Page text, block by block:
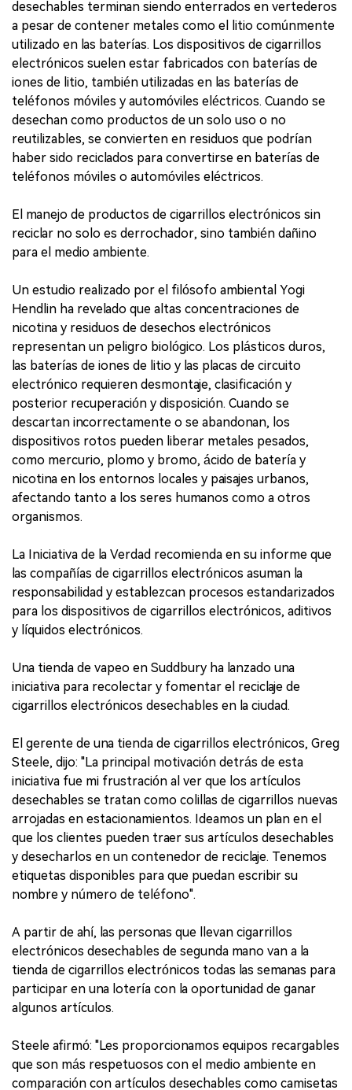
desechables terminan siendo enterrados en vertederos
a pesar de contener metales como el litio comúnmente
utilizado en las baterías. Los dispositivos de cigarrillos
electrónicos suelen estar fabricados con baterías de
iones de litio, también utilizadas en las baterías de
teléfonos móviles y automóviles eléctricos. Cuando se
desechan como productos de un solo uso o no
reutilizables, se convierten en residuos que podrían
haber sido reciclados para convertirse en baterías de
teléfonos móviles o automóviles eléctricos.
El manejo de productos de cigarrillos electrónicos sin
reciclar no solo es derrochador, sino también dañino
para el medio ambiente.
Un estudio realizado por el filósofo ambiental Yogi
Hendlin ha revelado que altas concentraciones de
nicotina y residuos de desechos electrónicos
representan un peligro biológico. Los plásticos duros,
las baterías de iones de litio y las placas de circuito
electrónico requieren desmontaje, clasificación y
posterior recuperación y disposición. Cuando se
descartan incorrectamente o se abandonan, los
dispositivos rotos pueden liberar metales pesados,
como mercurio, plomo y bromo, ácido de batería y
nicotina en los entornos locales y paisajes urbanos,
afectando tanto a los seres humanos como a otros
organismos.
La Iniciativa de la Verdad recomienda en su informe que
las compañías de cigarrillos electrónicos asuman la
responsabilidad y establezcan procesos estandarizados
para los dispositivos de cigarrillos electrónicos, aditivos
y líquidos electrónicos.
Una tienda de vapeo en Suddbury ha lanzado una
iniciativa para recolectar y fomentar el reciclaje de
cigarrillos electrónicos desechables en la ciudad.
El gerente de una tienda de cigarrillos electrónicos, Greg
Steele, dijo: "La principal motivación detrás de esta
iniciativa fue mi frustración al ver que los artículos
desechables se tratan como colillas de cigarrillos nuevas
arrojadas en estacionamientos. Ideamos un plan en el
que los clientes pueden traer sus artículos desechables
y desecharlos en un contenedor de reciclaje. Tenemos
etiquetas disponibles para que puedan escribir su
nombre y número de teléfono".
A partir de ahí, las personas que llevan cigarrillos
electrónicos desechables de segunda mano van a la
tienda de cigarrillos electrónicos todas las semanas para
participar en una lotería con la oportunidad de ganar
algunos artículos.
Steele afirmó: "Les proporcionamos equipos recargables
que son más respetuosos con el medio ambiente en
comparación con artículos desechables como camisetas